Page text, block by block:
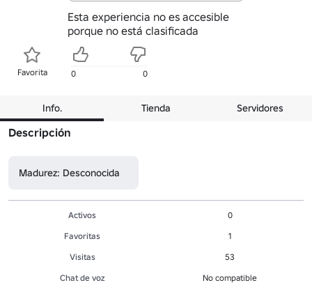
Esta experiencia no es accesible
porque no está clasificada
Favorita 0 0
Info. Tienda Servidores
Descripción
Madurez: Desconocida
Activos
0
Favoritas
1
Visitas
53
Chat de voz
No compatible